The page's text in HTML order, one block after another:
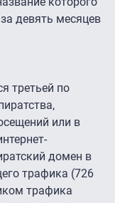
девять месяцев
третьей по
или в
домен в
трафика (726
трафика